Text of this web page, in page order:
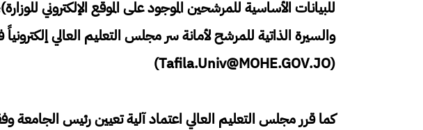
للبيانات الأساسية للمرشحين الموجود على الموقع الإلكتروني
والسيرة الذاتية للمرشح لأمانة سر مجلس التعليم العالي إلكترونياً
(Tafila.Univ@MOHE.GOV.JO)
كما قرر مجلس التعليم العالي اعتماد آلية تعيين رئيس الجامعة